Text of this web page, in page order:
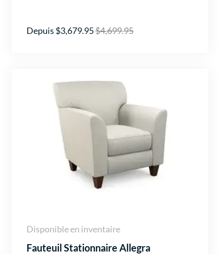
Depuis $3,679.95$4,699.95
Disponible en inventaire
Fauteuil Stationnaire Allegra